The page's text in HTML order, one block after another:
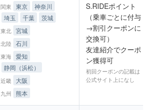
関東 東京
神奈川
埼玉
千葉 茨城
東北 宮城
北陸 石川
東海 愛知
静岡（浜松）
近畿 大阪
九州 熊本
S.RIDEポイント
（乗車ごとに付与
→割引クーポンに
交換可）
友達紹介でクーポ
ン獲得可
初回クーポンの記載は
公式サイト上になし